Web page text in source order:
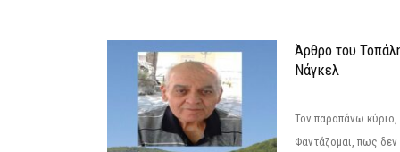
Άρθρο του
Νάγκελ
Τον παραπάνω
Φαντάζομαι, πως δεν